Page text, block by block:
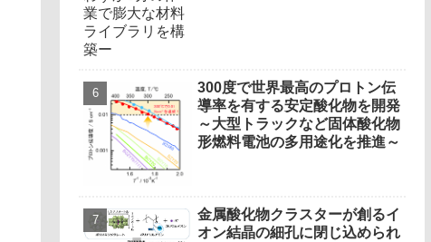
300度で世界最高のプロトン伝
導率を有する安定酸化物を開発
～大型トラックなど固体酸化物
形燃料電池の多用途化を推進～
金属酸化物クラスターが創るイ
オン結晶の細孔に閉じ込められ